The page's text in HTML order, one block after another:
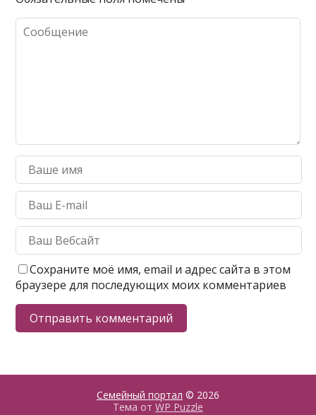
Сохраните моё имя, email и адрес сайта в этом
браузере для последующих моих комментариев
Семейный портал © 2026
Тема от WP Puzzle